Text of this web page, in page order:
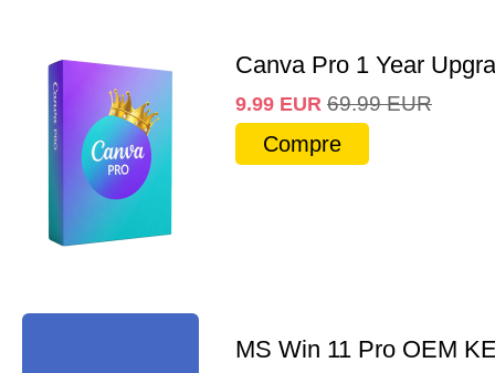
Canva Pro 1 Year
9.99 EUR 69.99 EUR
Compre
MS Win 11 Pro OEM